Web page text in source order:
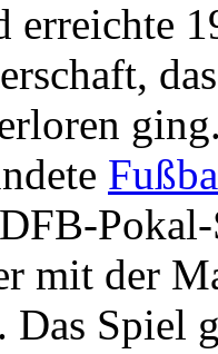
erreichte
mit der
Das Spiel